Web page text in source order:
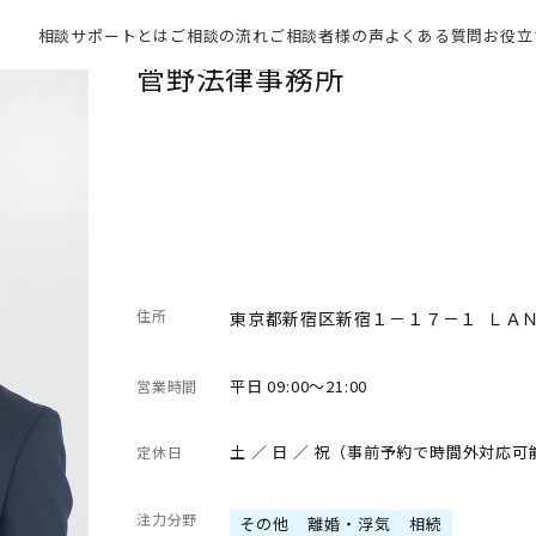
相談サポートとは ご相談の流れご相談者様の声よくある質問お役
菅野法律事務所
住所 東京都新宿区新宿１－１７－１ ＬＡ
営業時間 平日 09:00～21:00
定休日 土 ／ 日 ／ 祝（事前予約で時間外対応
注力分野 その他 離婚・浮気 相続